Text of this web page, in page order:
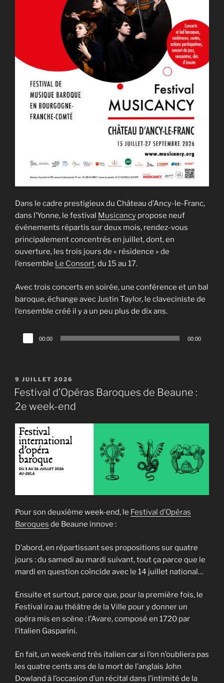
Dans le cadre prestigieux du Château d’Ancy-le-Franc,
dans l’Yonne, le festival Musicancy propose neuf
événements répartis sur deux mois, rendez-vous
principalement concentrés en juillet, dont, en
ouverture, les trois jours de « résidence » de
l’ensemble Le Consort, du 15 au 17.
Avec trois concerts en soirée, une conférence et un bal
baroque, échange avec Justin Taylor, le claveciniste de
l’ensemble créé il y a un peu plus de dix ans.
Lecteur
audio
00:00 00:00
PUBLIÉ
LE
9 JUILLET 2026
Festival d’Opéras Baroques de Beaune :
2e week-end
Pour son deuxième week-end, le Festival d’Opéras
Baroques de Beaune innove :
D’abord, en répartissant ses propositions sur quatre
jours : du samedi au mardi suivant, tout ça parce que le
mardi en question coïncide avec le 14 juillet national…
Ensuite et surtout, parce que, pour la première fois, le
Festival ira au théâtre de la Ville pour y donner un
opéra mis en scène : l’Avare, composé en 1720 par
l’italien Gasparini.
En fait, un week-end très italien car si l’on n’oubliera pas
les quatre cents ans de la mort de l’anglais John
Dowland à l’occasion d’un récital dans l’intimité de la